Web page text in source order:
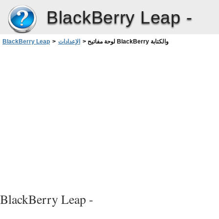
BlackBerry Leap -
BlackBerry Leap > الإعدادات > لوحة مفاتيح BlackBerry والكتابة
BlackBerry Leap -